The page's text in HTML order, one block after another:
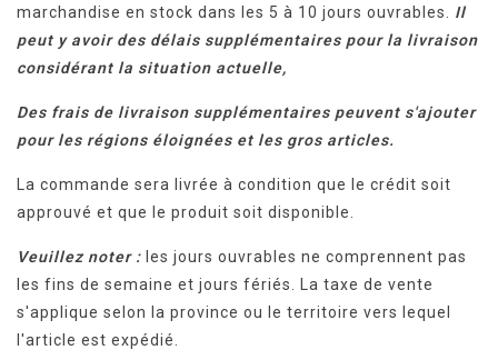
marchandise en stock dans les 5 à 10 jours ouvrables. Il
peut y avoir des délais supplémentaires pour la livraison
considérant la situation actuelle,
Des frais de livraison supplémentaires peuvent s'ajouter
pour les régions éloignées et les gros articles.
La commande sera livrée à condition que le crédit soit
approuvé et que le produit soit disponible.
Veuillez noter : les jours ouvrables ne comprennent pas
les fins de semaine et jours fériés. La taxe de vente
s'applique selon la province ou le territoire vers lequel
l'article est expédié.